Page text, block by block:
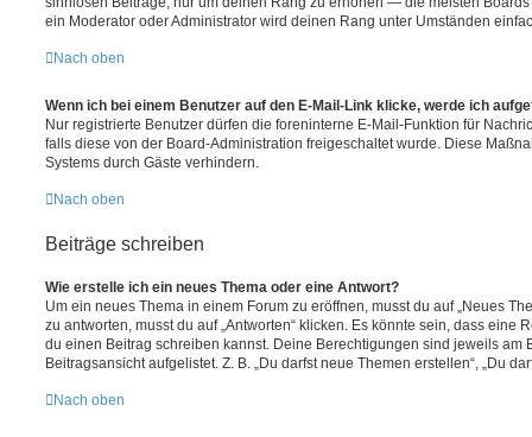
ein Moderator oder Administrator wird deinen Rang unter Umständen
Nach oben
Wenn ich bei einem Benutzer auf den E-Mail-Link klicke, werde ich
Nur registrierte Benutzer dürfen die foreninterne E-Mail-Funktion für
falls diese von der Board-Administration freigeschaltet wurde. Diese
Systems durch Gäste verhindern.
Nach oben
Beiträge schreiben
Wie erstelle ich ein neues Thema oder eine Antwort?
Um ein neues Thema in einem Forum zu eröffnen, musst du auf „Neues
zu antworten, musst du auf „Antworten“ klicken. Es könnte sein, dass eine
du einen Beitrag schreiben kannst. Deine Berechtigungen sind jeweils am
Beitragsansicht aufgelistet. Z. B. „Du darfst neue Themen erstellen“, „Du
Nach oben